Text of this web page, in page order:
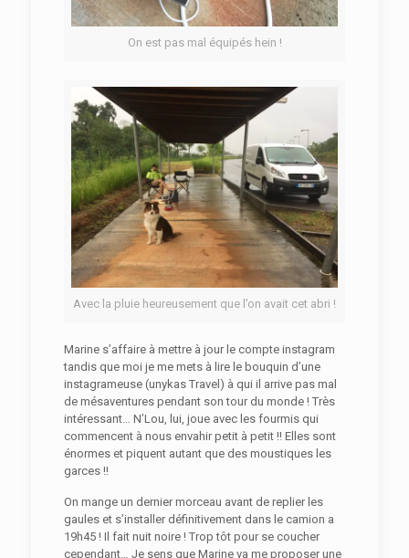
On est pas mal équipés hein !
Avec la pluie heureusement que l’on avait cet abri !
Marine s’affaire à mettre à jour le compte instagram
tandis que moi je me mets à lire le bouquin d’une
instagrameuse (unykas Travel) à qui il arrive pas mal
de mésaventures pendant son tour du monde ! Très
intéressant… N’Lou, lui, joue avec les fourmis qui
commencent à nous envahir petit à petit !! Elles sont
énormes et piquent autant que des moustiques les
garces !!
On mange un dernier morceau avant de replier les
gaules et s’installer définitivement dans le camion a
19h45 ! Il fait nuit noire ! Trop tôt pour se coucher
cependant… Je sens que Marine va me proposer une